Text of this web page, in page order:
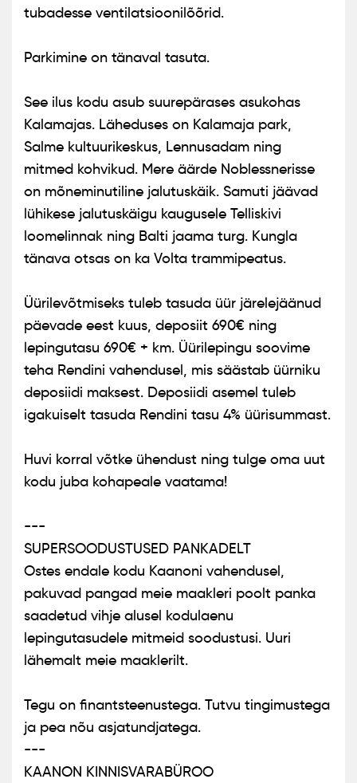
tubadesse ventilatsioonilõõrid.
Parkimine on tänaval tasuta.
See ilus kodu asub suurepärases asukohas
Kalamajas. Läheduses on Kalamaja park,
Salme kultuurikeskus, Lennusadam ning
mitmed kohvikud. Mere äärde Noblessnerisse
on mõneminutiline jalutuskäik. Samuti jäävad
lühikese jalutuskäigu kaugusele Telliskivi
loomelinnak ning Balti jaama turg. Kungla
tänava otsas on ka Volta trammipeatus.
Üürilevõtmiseks tuleb tasuda üür järelejäänud
päevade eest kuus, deposiit 690€ ning
lepingutasu 690€ + km. Üürilepingu soovime
teha Rendini vahendusel, mis säästab üürniku
deposiidi maksest. Deposiidi asemel tuleb
igakuiselt tasuda Rendini tasu 4% üürisummast.
Huvi korral võtke ühendust ning tulge oma uut
kodu juba kohapeale vaatama!
---
SUPERSOODUSTUSED PANKADELT
Ostes endale kodu Kaanoni vahendusel,
pakuvad pangad meie maakleri poolt panka
saadetud vihje alusel kodulaenu
lepingutasudele mitmeid soodustusi. Uuri
lähemalt meie maaklerilt.
Tegu on finantsteenustega. Tutvu tingimustega
ja pea nõu asjatundjatega.
---
KAANON KINNISVARABÜROO